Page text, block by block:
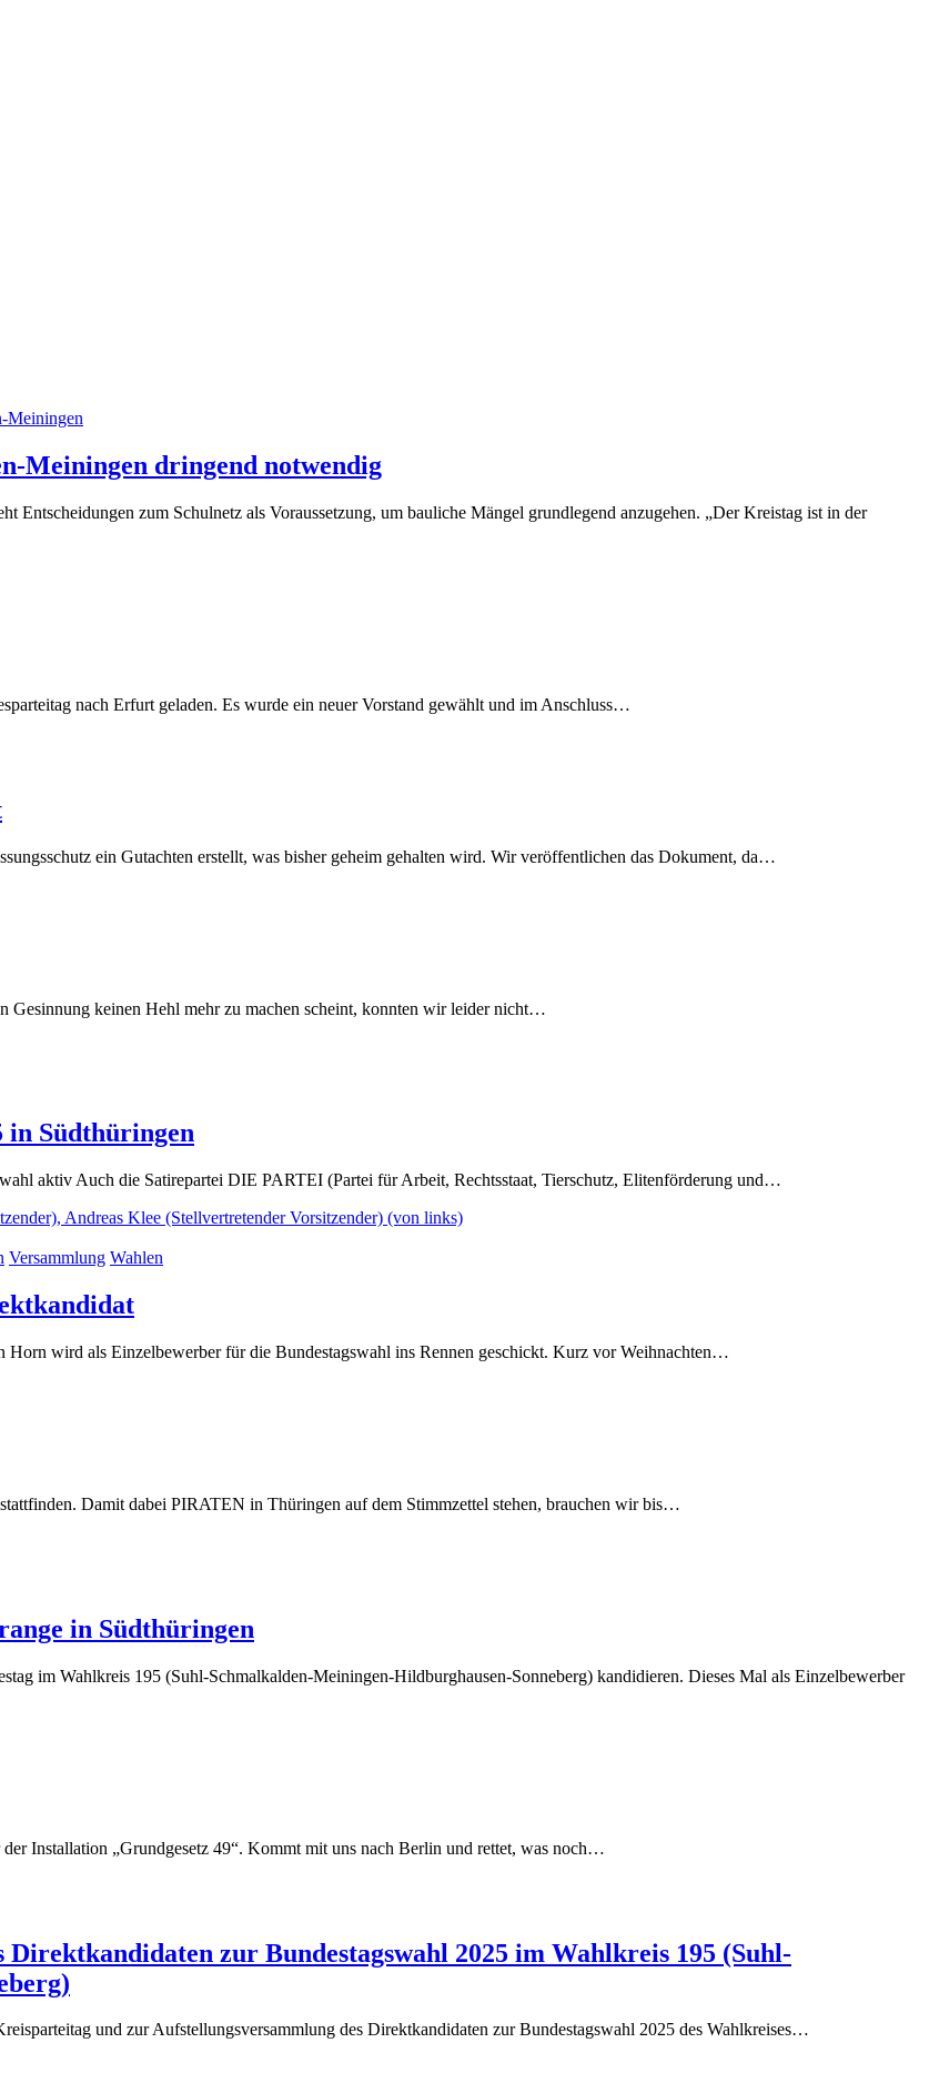
Meiningen
Meiningen dringend notwendig(9.
2026)
zum Schulnetz als Voraussetzung, um bauliche Mängel grundlegend anzugehen. „Der Kreistag ist in der
nach Erfurt geladen. Es wurde ein neuer Vorstand gewählt und im Anschluss…
(31.
2025)
ein Gutachten erstellt, was bisher geheim gehalten wird. Wir veröffentlichen das Dokument, da…
Gesinnung keinen Hehl mehr zu machen scheint, konnten wir leider nicht…
Südthüringen
2025)
aktiv Auch die Satirepartei DIE PARTEI (Partei für Arbeit, Rechtsstaat, Tierschutz, Elitenförderung und…
Versammlung Wahlen
(23.
2024)
Horn wird als Einzelbewerber für die Bundestagswahl ins Rennen geschickt. Kurz vor Weihnachten…
Damit dabei PIRATEN in Thüringen auf dem Stimmzettel stehen, brauchen wir bis…
in Südthüringen
2024)
im Wahlkreis 195 (Suhl-Schmalkalden-Meiningen-Hildburghausen-Sonneberg) kandidieren. Dieses Mal als Einzelbewerber
Installation „Grundgesetz 49“. Kommt mit uns nach Berlin und rettet, was noch…
zur Bundestagswahl 2025 im Wahlkreis 195 (Suhl-
2024)
und zur Aufstellungsversammlung des Direktkandidaten zur Bundestagswahl 2025 des Wahlkreises…